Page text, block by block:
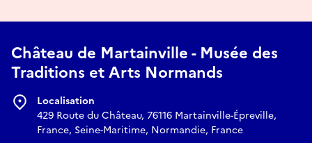
Château de Martainville - Musée des
Traditions et Arts Normands
Localisation
429 Route du Château, 76116 Martainville-Épreville,
France, Seine-Maritime, Normandie, France